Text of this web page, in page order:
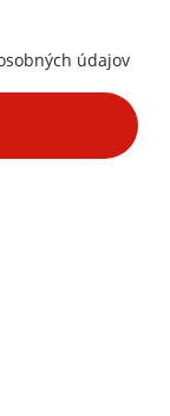
údajov